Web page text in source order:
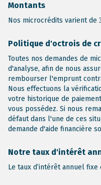
Montants
Nos microcrédits varient de
Politique d'octrois de
Toutes nos demandes de
d'analyse, afin de nous
rembourser l'emprunt
Nous effectuons la
votre historique de
vous possédez. Si nous
défaut dans l'une de ces
demande d'aide financière
Notre taux d'intérêt
Le taux d’intérêt annuel fixe